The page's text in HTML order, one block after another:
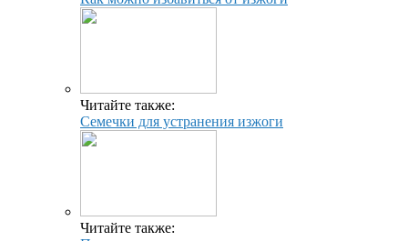
Читайте также:
Семечки для устранения изжоги
Читайте также: